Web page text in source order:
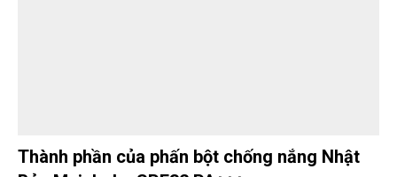
Thành phần của phấn bột chống nắng Nhật